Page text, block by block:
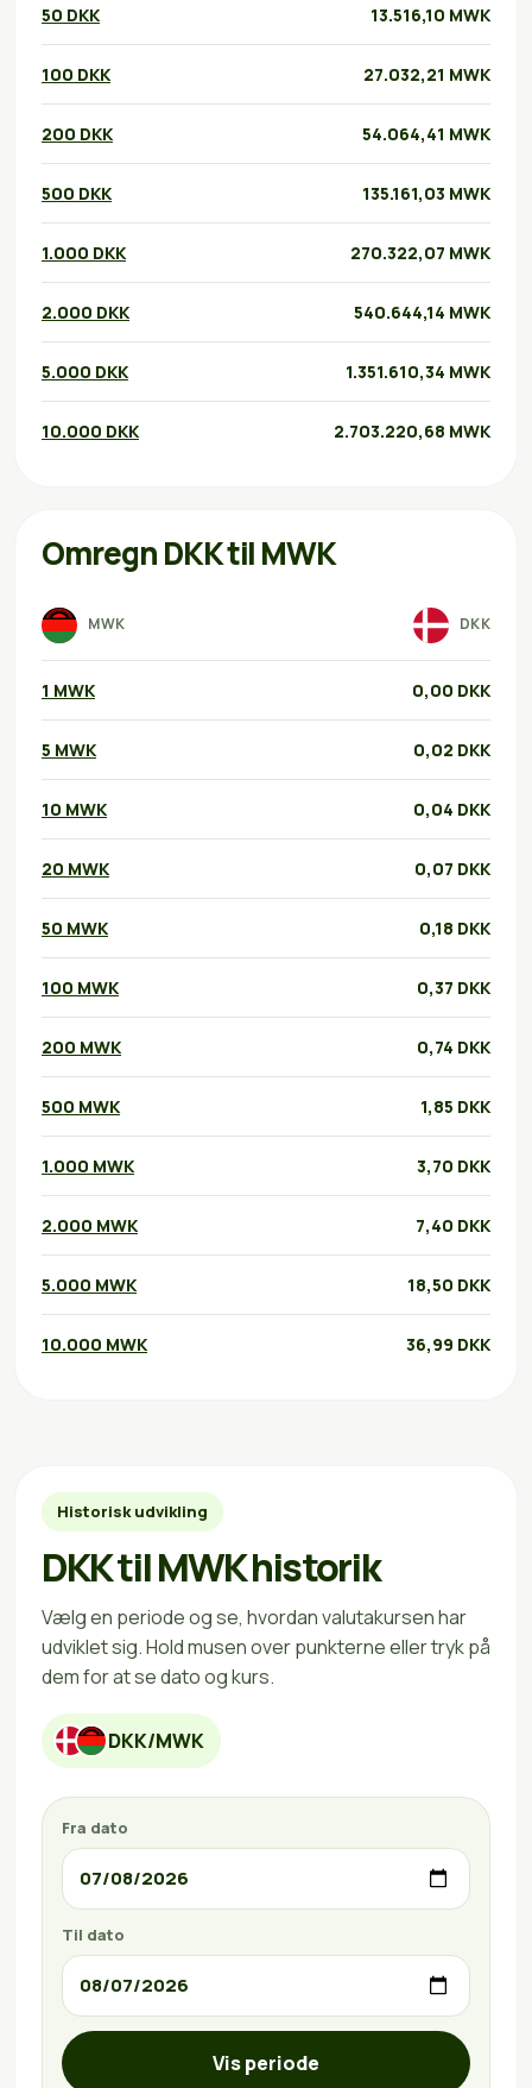
50 DKK 13.516,10 MWK
100 DKK 27.032,21 MWK
200 DKK 54.064,41 MWK
500 DKK 135.161,03 MWK
1.000 DKK 270.322,07 MWK
2.000 DKK 540.644,14 MWK
5.000 DKK 1.351.610,34 MWK
10.000 DKK 2.703.220,68 MWK
Omregn DKK til MWK
MWK DKK
1 MWK 0,00 DKK
5 MWK 0,02 DKK
10 MWK 0,04 DKK
20 MWK 0,07 DKK
50 MWK 0,18 DKK
100 MWK 0,37 DKK
200 MWK 0,74 DKK
500 MWK 1,85 DKK
1.000 MWK 3,70 DKK
2.000 MWK 7,40 DKK
5.000 MWK 18,50 DKK
10.000 MWK 36,99 DKK
Historisk udvikling
DKK til MWK historik
Vælg en periode og se, hvordan valutakursen har
udviklet sig. Hold musen over punkterne eller tryk på
dem for at se dato og kurs.
DKK/MWK
Fra dato
Til dato
Vis periode